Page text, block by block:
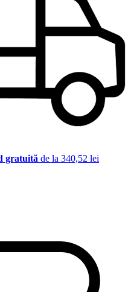
gratuită de la 340,52 lei